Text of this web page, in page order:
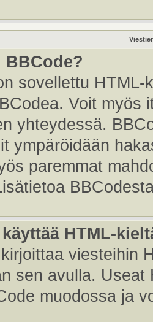
BBCode?
sovellettu
Voit myös
yhteydessä.
ympäröidään
paremmat
HTML-
viesteihin
sen avulla.
muodossa ja